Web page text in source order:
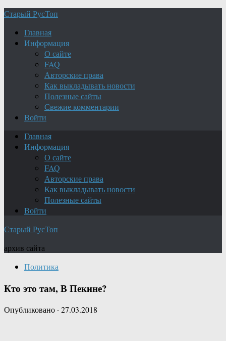
Старый РусТоп
Главная
Информация
О сайте
FAQ
Авторские права
Как выкладывать новости
Полезные сайты
Свежие комментарии
Войти
Главная
Информация
О сайте
FAQ
Авторские права
Как выкладывать новости
Полезные сайты
Войти
Старый РусТоп
архив сайта
Политика
Кто это там, В Пекине?
Опубликовано · 27.03.2018